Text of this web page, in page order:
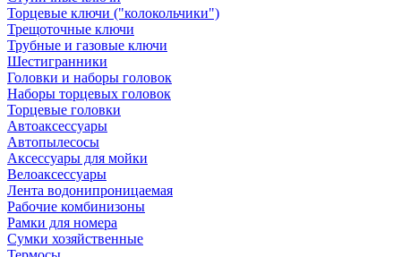
Торцевые ключи ("колокольчики")
Трещоточные ключи
Трубные и газовые ключи
Шестигранники
Головки и наборы головок
Наборы торцевых головок
Торцевые головки
Автоаксессуары
Автопылесосы
Аксессуары для мойки
Велоаксессуары
Лента водонипроницаемая
Рабочие комбинизоны
Рамки для номера
Сумки хозяйственные